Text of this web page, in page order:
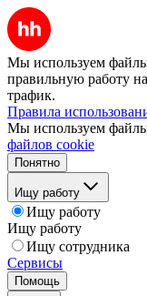
Мы используем
правильную работу
трафик.
Правила
Мы используем
файлов cookie
Понятно
Ищу работу
Ищу работу
Ищу работу
Ищу сотрудника
Сервисы
Помощь